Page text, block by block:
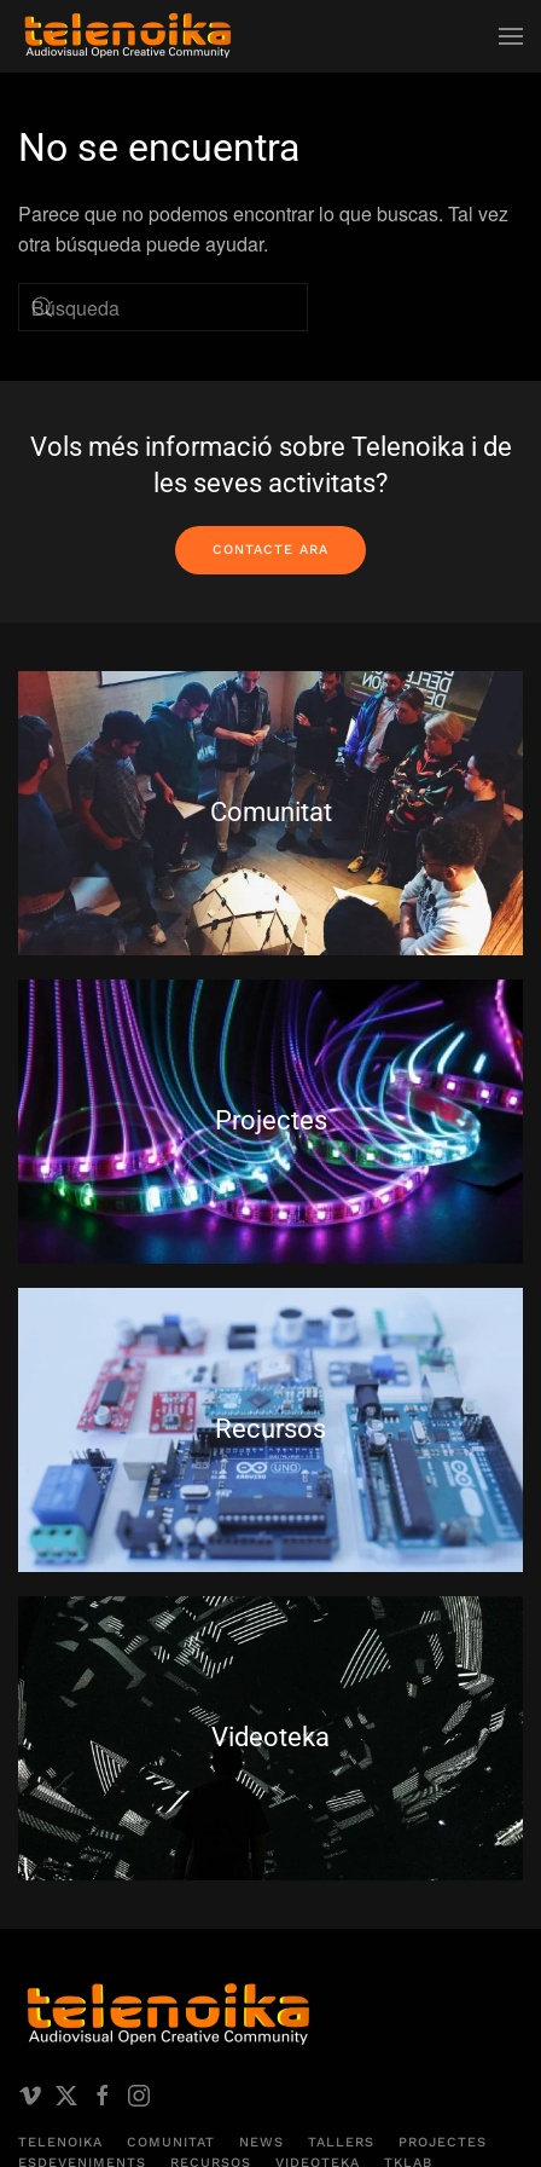
Ir al contenido principal
No se encuentra
Parece que no podemos encontrar lo que buscas. Tal vez
otra búsqueda puede ayudar.
Vols més informació sobre Telenoika i de
les seves activitats?
CONTACTE ARA
Comunitat
Projectes
Recursos
Videoteka
TELENOIKA COMUNITAT NEWS TALLERS
PROJECTES
ESDEVENIMENTS
RECURSOS VIDEOTEKA TKLAB